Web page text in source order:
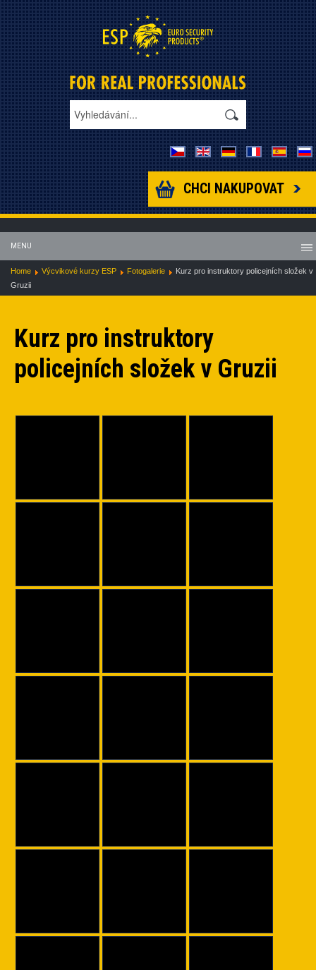
CHCI NAKUPOVAT
MENU
Home Výcvikové kurzy ESP Fotogalerie
Kurz pro instruktory policejních složek v
Gruzii
Kurz pro instruktory
policejních složek v Gruzii